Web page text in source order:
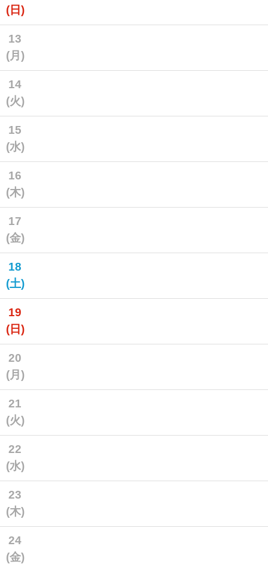
(日)
13
(月)
14
(火)
15
(水)
16
(木)
17
(金)
18
(土)
19
(日)
20
(月)
21
(火)
22
(水)
23
(木)
24
(金)